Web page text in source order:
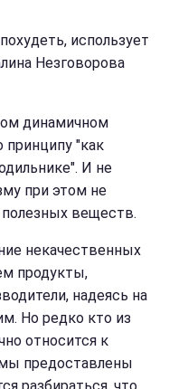
использует
Незговорова
динамичном
"как
И не
при этом не
веществ.
некачественных
продукты,
надеясь на
Но редко кто из
относится к
мы предоставлены